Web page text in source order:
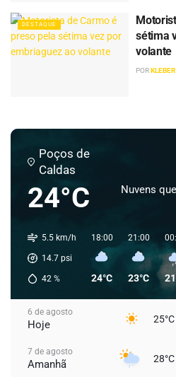
DESTAQUE
sétima
volante
PORKLEBER
Poços de
Caldas
24°C Nuvens
5.5 km/h
14.7 psi
42 %
18:00
24°C
21:00
23°C
6 de agosto
Hoje 25°C
7 de agosto
Amanhã 28°C